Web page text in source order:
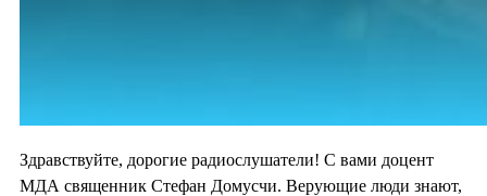
Здравствуйте, дорогие радиослушатели! С вами доцент
МДА священник Стефан Домусчи. Верующие люди знают,